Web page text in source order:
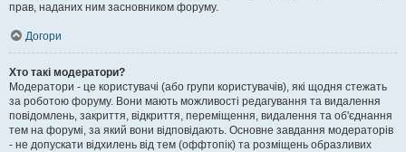
прав, наданих ним засновником форуму.
Догори
Хто такі модератори?
Модератори - це користувачі (або групи користувачів), які щодня стежать
за роботою форуму. Вони мають можливості редагування та видалення
повідомлень, закриття, відкриття, переміщення, видалення та об'єднання
тем на форумі, за який вони відповідають. Основне завдання модераторів
- не допускати відхилень від тем (оффтопік) та розміщень образливих